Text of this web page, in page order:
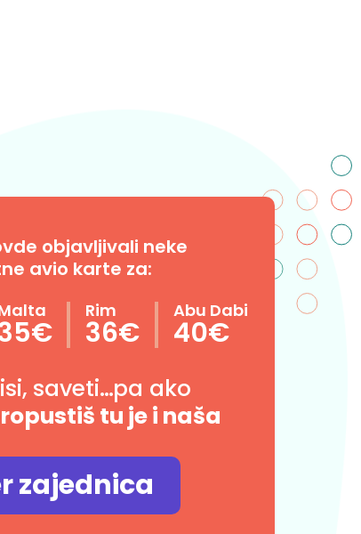
objavljivali neke
avio karte za:
Rim
36€
Abu Dabi
40€
saveti…pa ako
tu je i naša
zajednica